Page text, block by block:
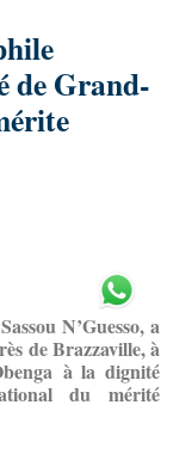
de Grand-
N’Guesso, a
de Brazzaville, à
à la dignité
du mérité